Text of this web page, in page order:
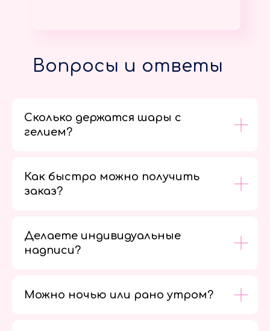
Вопросы и ответы
Сколько держатся шары с
гелием?
Как быстро можно получить
заказ?
Делаете индивидуальные
надписи?
Можно ночью или рано утром?